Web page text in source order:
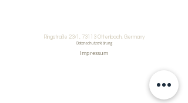
Ringstraße 23/1, 73113 Ottenbach, Germany
Datenschutzerklärung
Impressum